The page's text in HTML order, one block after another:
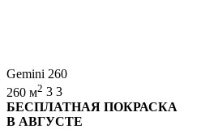
Gemini 260
260 м2 3 3
БЕСПЛАТНАЯ ПОКРАСКА
В АВГУСТЕ